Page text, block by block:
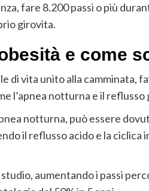
fare 8.200 passi o più
girovita.
e come
vita unito alla camminata,
l’apnea notturna e il
notturna, può essere
il reflusso acido e la ciclica
aumentando i passi